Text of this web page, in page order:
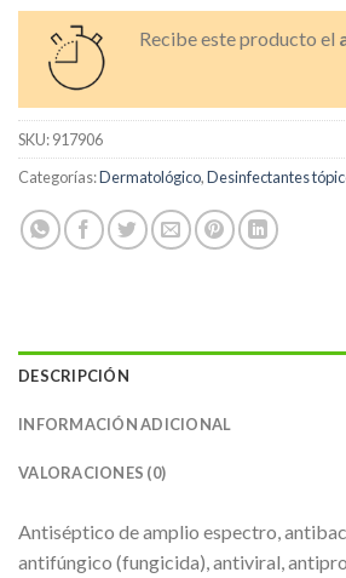
Recibe este producto el
SKU:917906
Categorías:Dermatológico,Desinfectantes
DESCRIPCIÓN
INFORMACIÓN ADICIONAL
VALORACIONES (0)
Antiséptico de amplio espectro,
antifúngico (fungicida), antiviral,